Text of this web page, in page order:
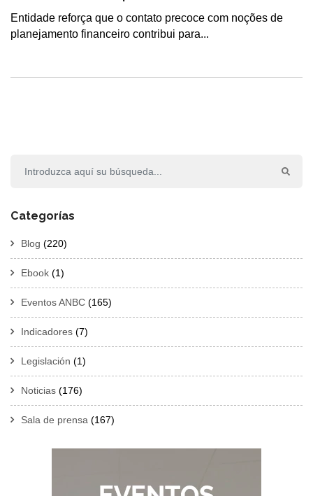
Entidade reforça que o contato precoce com noções de
planejamento financeiro contribui para...
Categorías
Blog (220)
Ebook (1)
Eventos ANBC (165)
Indicadores (7)
Legislación (1)
Noticias (176)
Sala de prensa (167)